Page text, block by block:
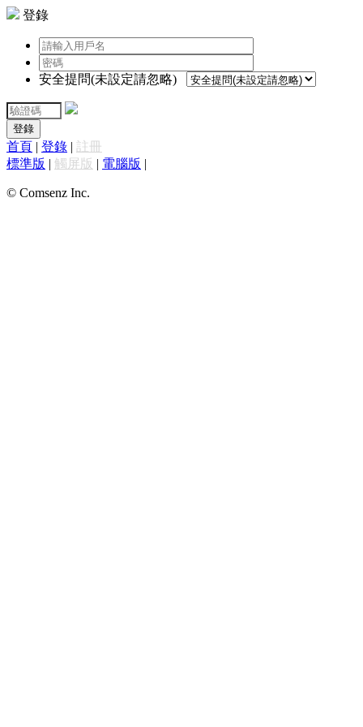
登錄
安全提問(未設定請忽略)
登錄
首頁 | 登錄 | 註冊
標準版 | 觸屏版 | 電腦版 |
© Comsenz Inc.